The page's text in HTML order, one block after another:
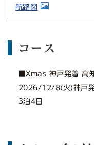
航路図
コース
■Xmas 神戸発着 高
2026/12/8(火)神戸
3泊4日